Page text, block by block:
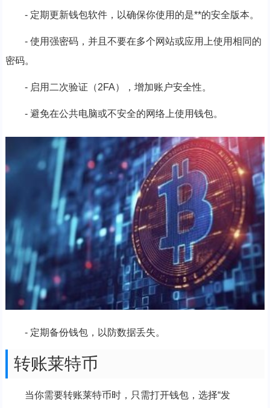
- 定期更新钱包软件，以确保你使用的是**的安全版本。
- 使用强密码，并且不要在多个网站或应用上使用相同的
密码。
- 启用二次验证（2FA），增加账户安全性。
- 避免在公共电脑或不安全的网络上使用钱包。
- 定期备份钱包，以防数据丢失。
转账莱特币
当你需要转账莱特币时，只需打开钱包，选择“发